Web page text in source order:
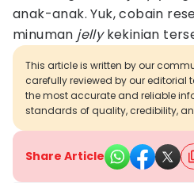
anak-anak. Yuk, cobain
minuman jellykekinian
This article is written by our
carefully reviewed by our editorial
the most accurate and reliable
standards of quality, credibility,
Share Article